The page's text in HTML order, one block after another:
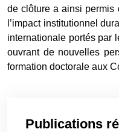
de clôture a ainsi permis
l’impact institutionnel
internationale portés par
ouvrant de nouvelles
formation doctorale aux
Publications